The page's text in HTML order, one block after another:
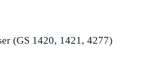
(GS 1420, 1421, 4277)